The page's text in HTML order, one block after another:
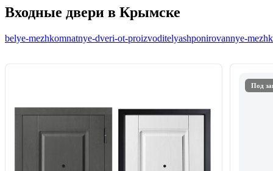
Входные двери в Крымске
belye-mezhkomnatnye-dveri-ot-proizvoditelyashponirovannye-
Под